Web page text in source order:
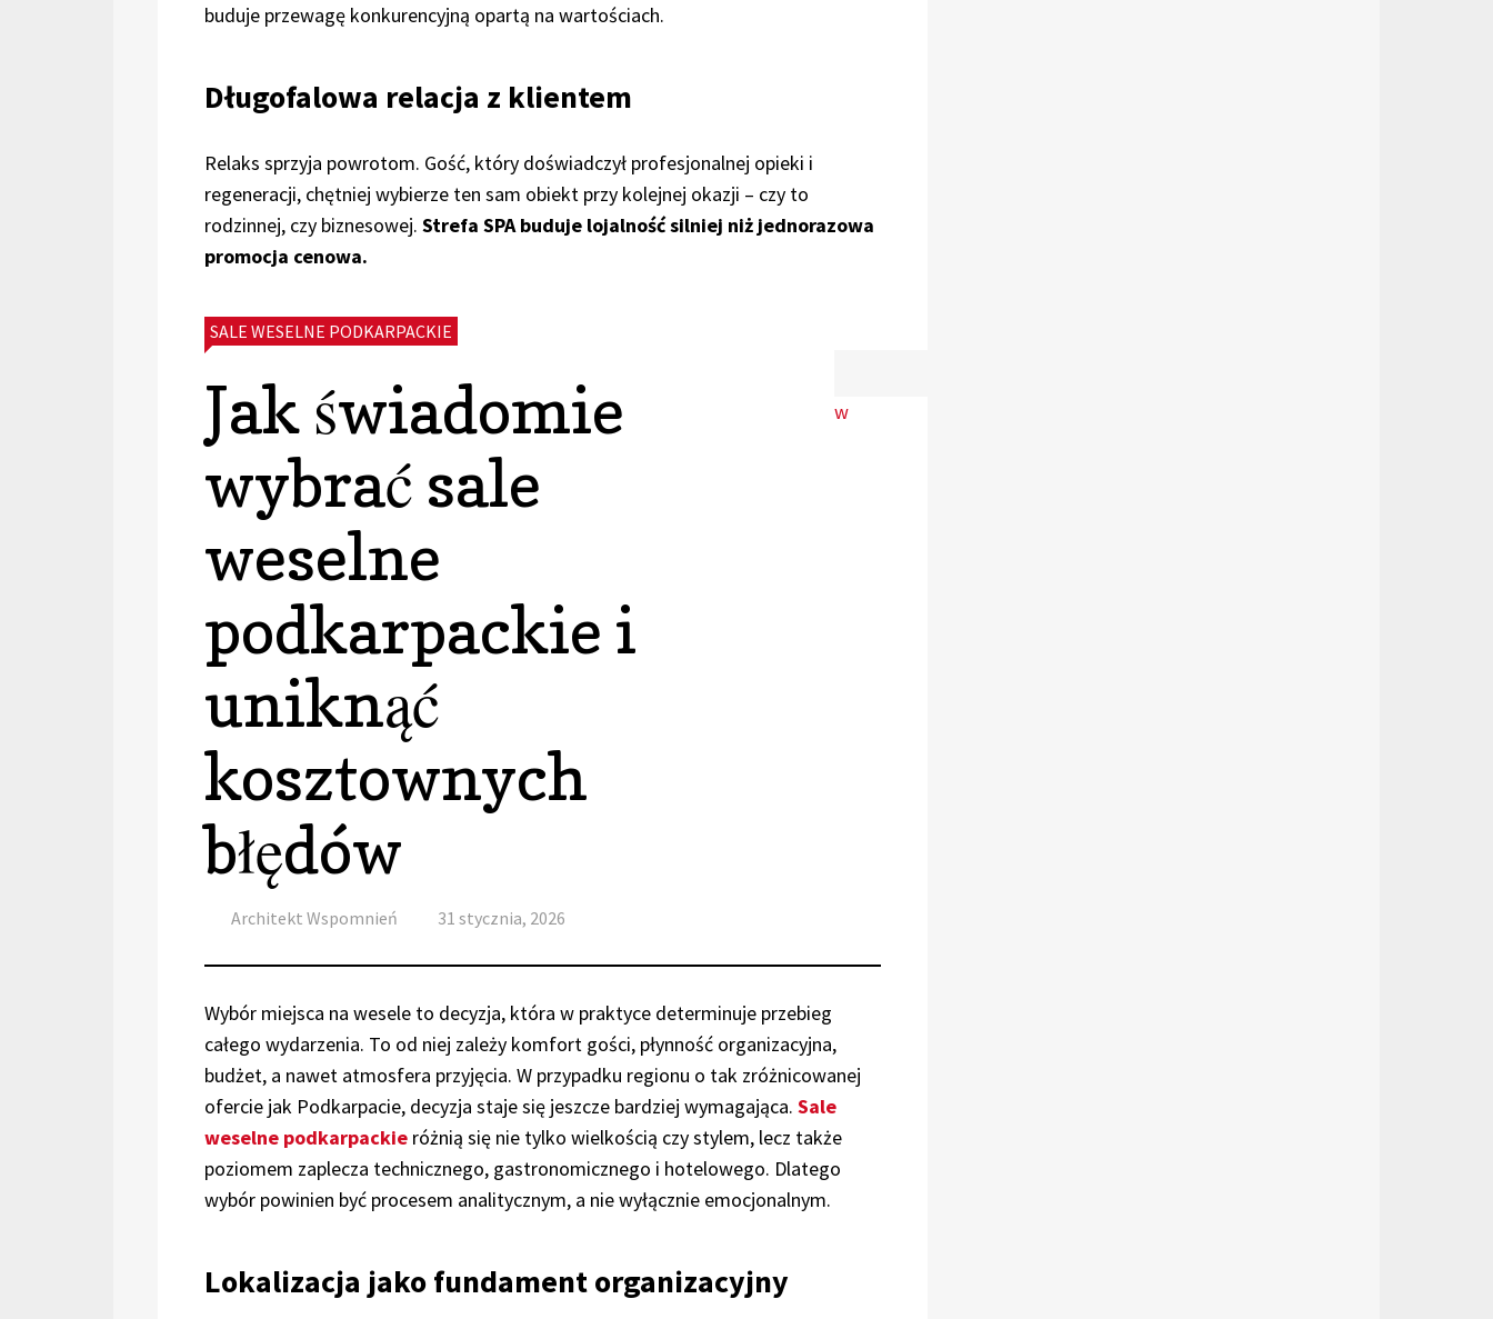
buduje przewagę konkurencyjną opartą na wartościach.
Długofalowa relacja z klientem
Relaks sprzyja powrotom. Gość, który doświadczył profesjonalnej opieki i
regeneracji, chętniej wybierze ten sam obiekt przy kolejnej okazji – czy to
rodzinnej, czy biznesowej. Strefa SPA buduje lojalność silniej niż jednorazowa
promocja cenowa.
CATEGORIES:
SALE WESELNE PODKARPACKIE
Jak świadomie
wybrać sale
weselne
podkarpackie i
uniknąć
kosztownych
błędów
Author
Architekt Wspomnień
Posted
31 stycznia, 2026
Wybór miejsca na wesele to decyzja, która w praktyce determinuje przebieg
całego wydarzenia. To od niej zależy komfort gości, płynność organizacyjna,
budżet, a nawet atmosfera przyjęcia. W przypadku regionu o tak zróżnicowanej
ofercie jak Podkarpacie, decyzja staje się jeszcze bardziej wymagająca. Sale
weselne podkarpackie różnią się nie tylko wielkością czy stylem, lecz także
poziomem zaplecza technicznego, gastronomicznego i hotelowego. Dlatego
wybór powinien być procesem analitycznym, a nie wyłącznie emocjonalnym.
Lokalizacja jako fundament organizacyjny